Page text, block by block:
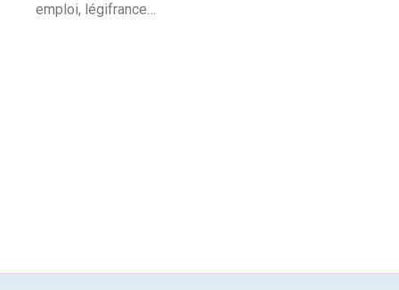
emploi, légifrance…